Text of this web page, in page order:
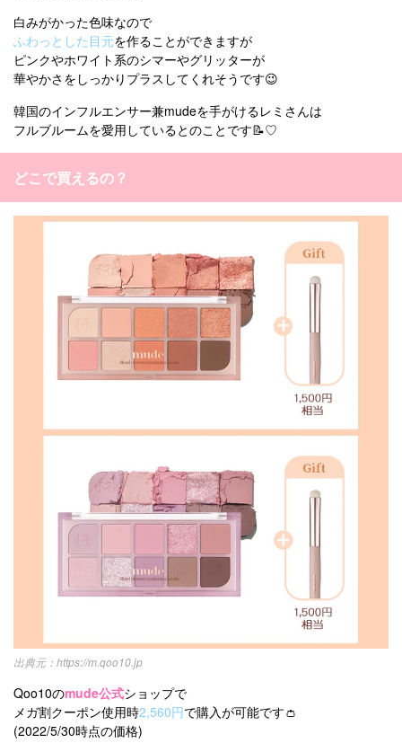
白みがかった色味なので
ふわっとした目元を作ることができますが
ピンクやホワイト系のシマーやグリッターが
華やかさをしっかりプラスしてくれそうです😉
韓国のインフルエンサー兼mudeを手がけるレミさんは
フルブルームを愛用しているとのことです📝♡
どこで買えるの？
https://m.qoo10.jp
Qoo10のmude公式ショップで
メガ割クーポン使用時2,560円で購入が可能です👛
(2022/5/30時点の価格)